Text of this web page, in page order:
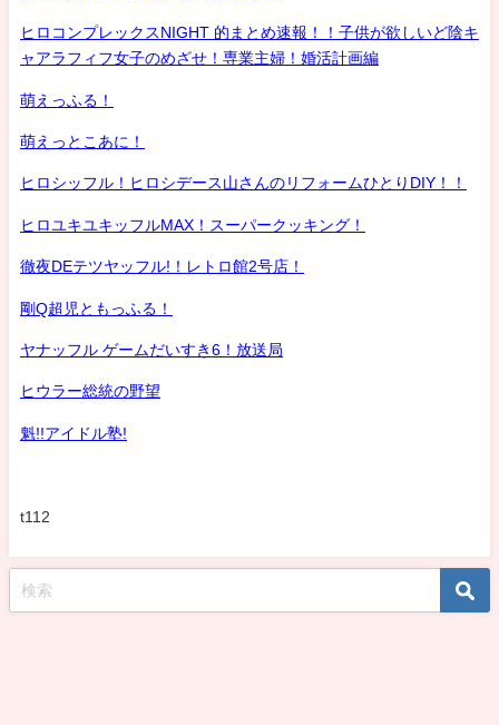
ヒロコンプレックスNIGHT 的まとめ速報！！子供が欲しいど陰キ
ャアラフィフ女子のめざせ！専業主婦！婚活計画編
萌えっふる！
萌えっとこあに！
ヒロシッフル！ヒロシデース山さんのリフォームひとりDIY！！
ヒロユキユキッフルMAX！スーパークッキング！
徹夜DEテツヤッフル!！レトロ館2号店！
剛Q超児ともっふる！
ヤナッフル ゲームだいすき6！放送局
ヒウラー総統の野望
魁!!アイドル塾!
t112